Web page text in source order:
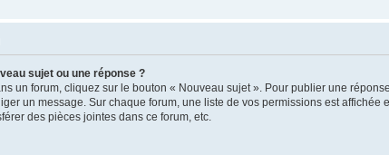
sujet ou une réponse ?
un forum, cliquez sur le bouton « Nouveau sujet ». Pour publier une
un message. Sur chaque forum, une liste de vos permissions est
des pièces jointes dans ce forum, etc.